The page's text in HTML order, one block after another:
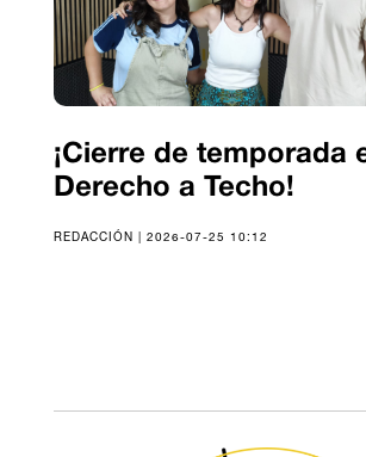
¡Cierre de temporada
Derecho a Techo!
REDACCIÓN | 2026-07-25 10:12